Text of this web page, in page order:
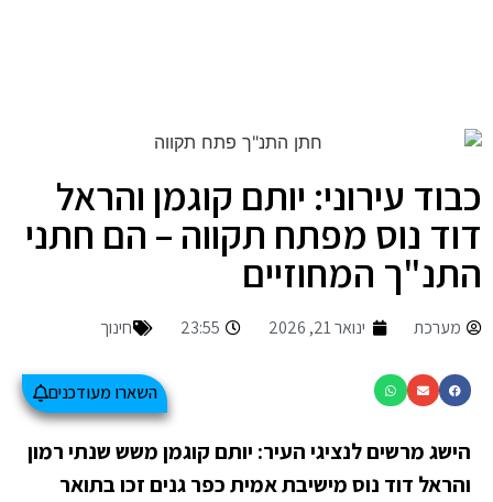
כבוד עירוני: יותם קוגמן והראל
דוד נוס מפתח תקווה – הם חתני
התנ"ך המחוזיים
מערכת ינואר 21, 2026 23:55 חינוך
השארו מעודכנים
הישג מרשים לנציגי העיר: יותם קוגמן משש שנתי רמון
והראל דוד נוס מישיבת אמית כפר גנים זכו בתואר